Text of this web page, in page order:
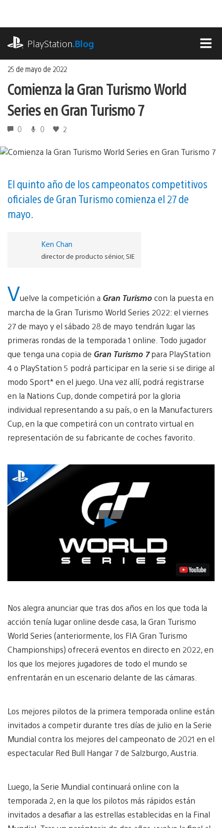
contenido
PlayStation.Blog
25 de mayo de 2022
Comienza la Gran Turismo World
Series en Gran Turismo 7
0 0 2
El quinto año de los campeonatos competitivos
oficiales de Gran Turismo comienza el 27 de
mayo.
Ken Chan
director de producto sénior, SIE
Vuelve la competición a Gran Turismocon la puesta en
marcha de la Gran Turismo World Series 2022: el viernes
27 de mayo y el sábado 28 de mayo tendrán lugar las
primeras rondas de la temporada 1 online. Todo jugador
que tenga una copia de Gran Turismo 7para PlayStation
4 o PlayStation 5 podrá participar en la serie si se dirige al
modo Sport* en el juego. Una vez allí, podrá registrarse
en la Nations Cup, donde competirá por la gloria
individual representando a su país, o en la Manufacturers
Cup, en la que competirá con un contrato virtual en
representación de su fabricante de coches favorito.
Reproducir
Nos alegra anunciar que tras dos años en los que toda la
acción tenía lugar online desde casa, la Gran Turismo
World Series (anteriormente, los FIA Gran Turismo
Championships) ofrecerá eventos en directo en 2022, en
los que los mejores jugadores de todo el mundo se
enfrentarán en un escenario delante de las cámaras.
Los mejores pilotos de la primera temporada online están
invitados a competir durante tres días de julio en la Serie
Mundial contra los mejores del campeonato de 2021 en el
espectacular Red Bull Hangar 7 de Salzburgo, Austria.
Luego, la Serie Mundial continuará online con la
temporada 2, en la que los pilotos más rápidos están
invitados a desafiar a las estrellas establecidas en la Final